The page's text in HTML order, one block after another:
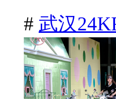
# 武汉